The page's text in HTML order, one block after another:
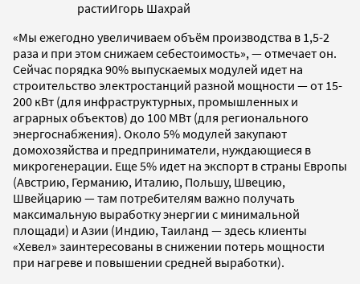
растиИгорь Шахрай
«Мы ежегодно увеличиваем объём производства в 1,5-2
раза и при этом снижаем себестоимость», — отмечает он.
Сейчас порядка 90% выпускаемых модулей идет на
строительство электростанций разной мощности — от 15-
200 кВт (для инфраструктурных, промышленных и
аграрных объектов) до 100 МВт (для регионального
энергоснабжения). Около 5% модулей закупают
домохозяйства и предприниматели, нуждающиеся в
микрогенерации. Еще 5% идет на экспорт в страны Европы
(Австрию, Германию, Италию, Польшу, Швецию,
Швейцарию — там потребителям важно получать
максимальную выработку энергии с минимальной
площади) и Азии (Индию, Таиланд — здесь клиенты
«Хевел» заинтересованы в снижении потерь мощности
при нагреве и повышении средней выработки).